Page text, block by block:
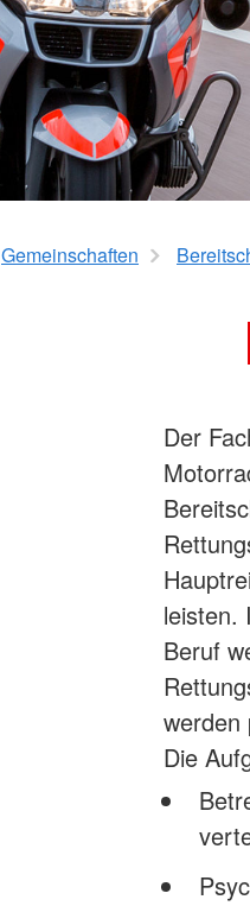
Beratung zur
Hilfen zur
Jugendarbeit
Gemeinschaften
Der
leisten.
Beruf
werden
Die